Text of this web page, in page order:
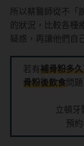
所以蔡醫師從不「
的狀況，比較各種
疑惑，再讓他們自
若有補骨粉多
骨粉後飲食問
立頓牙
預約